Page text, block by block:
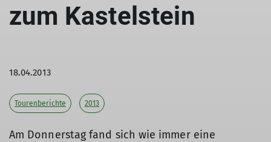
zum Kastelstein
18.04.2013
Tourenberichte 2013
Am Donnerstag fand sich wie immer eine